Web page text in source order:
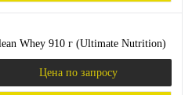
Whey 910 г (Ultimate Nutrition)
Цена по запросу